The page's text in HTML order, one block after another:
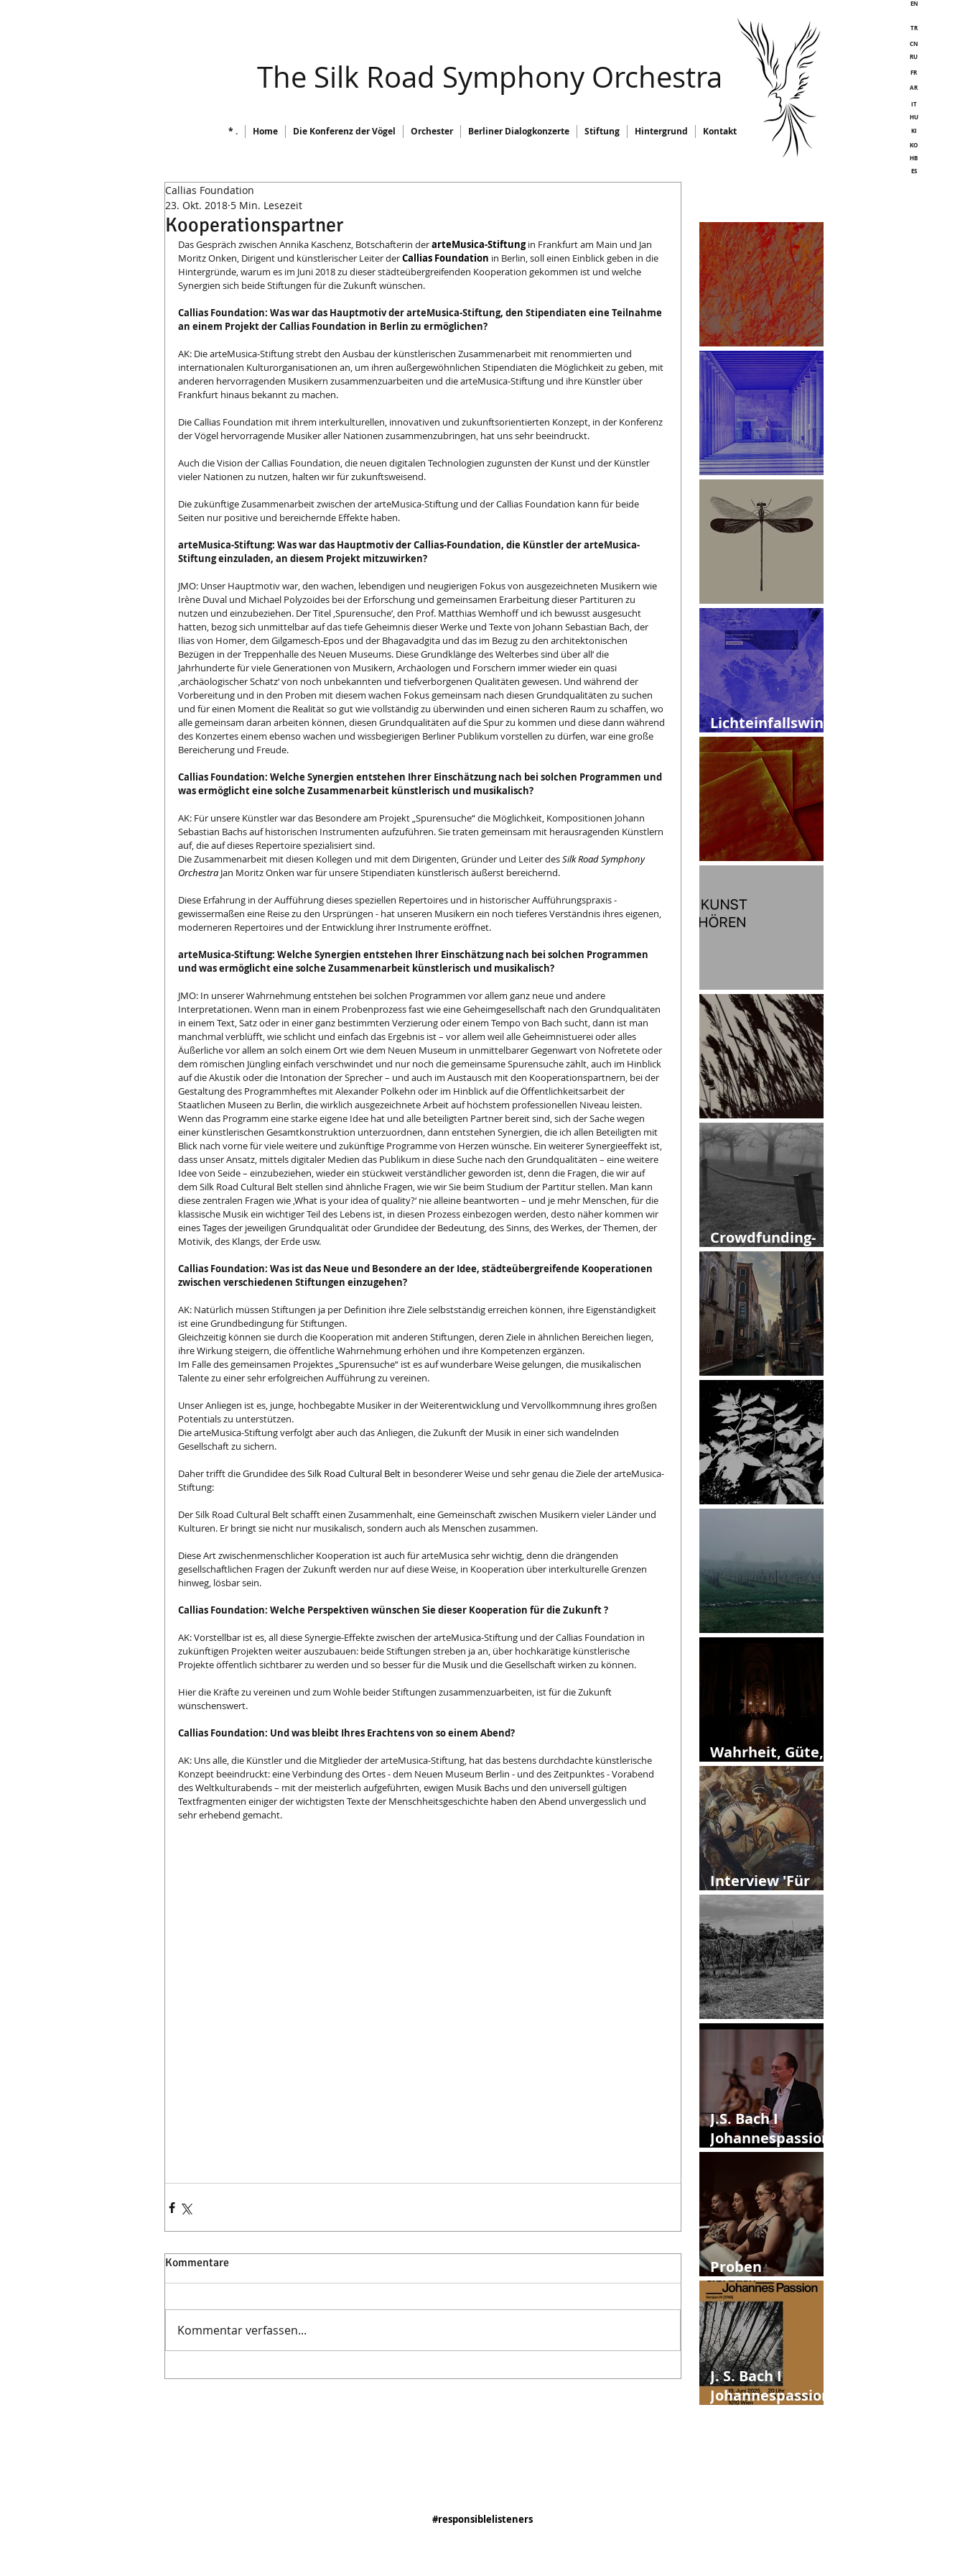
​ The Silk Road Symphony Orchestra
* . Home Die Konferenz der Vögel Orchester Berliner Dialogkonzerte Stiftung Hintergrund Kontakt
EN
TR
CN
RU
FR
AR
IT
HU
KI
KO
HB
ES
Kooperationspartner
Callias Foundation
23. Okt. 2018 5 Min. Lesezeit
Das Gespräch zwischen Annika Kaschenz, Botschafterin der arteMusica-Stiftung in Frankfurt am Main und Jan
Moritz Onken, Dirigent und künstlerischer Leiter der Callias Foundation in Berlin, soll einen Einblick geben in die
Hintergründe, warum es im Juni 2018 zu dieser städteübergreifenden Kooperation gekommen ist und welche
Synergien sich beide Stiftungen für die Zukunft wünschen.
Callias Foundation: Was war das Hauptmotiv der arteMusica-Stiftung, den Stipendiaten eine Teilnahme
an einem Projekt der Callias Foundation in Berlin zu ermöglichen?
AK: Die arteMusica-Stiftung strebt den Ausbau der künstlerischen Zusammenarbeit mit renommierten und
internationalen Kulturorganisationen an, um ihren außergewöhnlichen Stipendiaten die Möglichkeit zu geben, mit
anderen hervorragenden Musikern zusammenzuarbeiten und die arteMusica-Stiftung und ihre Künstler über
Frankfurt hinaus bekannt zu machen.
Die Callias Foundation mit ihrem interkulturellen, innovativen und zukunftsorientierten Konzept, in der Konferenz
der Vögel hervorragende Musiker aller Nationen zusammenzubringen, hat uns sehr beeindruckt.
Auch die Vision der Callias Foundation, die neuen digitalen Technologien zugunsten der Kunst und der Künstler
vieler Nationen zu nutzen, halten wir für zukunftsweisend.
Die zukünftige Zusammenarbeit zwischen der arteMusica-Stiftung und der Callias Foundation kann für beide
Seiten nur positive und bereichernde Effekte haben.
arteMusica-Stiftung: Was war das Hauptmotiv der Callias-Foundation, die Künstler der arteMusica-
Stiftung einzuladen, an diesem Projekt mitzuwirken?
JMO: Unser Hauptmotiv war, den wachen, lebendigen und neugierigen Fokus von ausgezeichneten Musikern wie
Irène Duval und Michael Polyzoides bei der Erforschung und gemeinsamen Erarbeitung dieser Partituren zu
nutzen und einzubeziehen. Der Titel ‚Spurensuche‘, den Prof. Matthias Wemhoff und ich bewusst ausgesucht
hatten, bezog sich unmittelbar auf das tiefe Geheimnis dieser Werke und Texte von Johann Sebastian Bach, der
Ilias von Homer, dem Gilgamesch-Epos und der Bhagavadgita und das im Bezug zu den architektonischen
Bezügen in der Treppenhalle des Neuen Museums. Diese Grundklänge des Welterbes sind über all‘ die
Jahrhunderte für viele Generationen von Musikern, Archäologen und Forschern immer wieder ein quasi
‚archäologischer Schatz‘ von noch unbekannten und tiefverborgenen Qualitäten gewesen. Und während der
Vorbereitung und in den Proben mit diesem wachen Fokus gemeinsam nach diesen Grundqualitäten zu suchen
und für einen Moment die Realität so gut wie vollständig zu überwinden und einen sicheren Raum zu schaffen, wo
alle gemeinsam daran arbeiten können, diesen Grundqualitäten auf die Spur zu kommen und diese dann während
des Konzertes einem ebenso wachen und wissbegierigen Berliner Publikum vorstellen zu dürfen, war eine große
Bereicherung und Freude.
Callias Foundation: Welche Synergien entstehen Ihrer Einschätzung nach bei solchen Programmen und
was ermöglicht eine solche Zusammenarbeit künstlerisch und musikalisch?
AK: Für unsere Künstler war das Besondere am Projekt „Spurensuche“ die Möglichkeit, Kompositionen Johann
Sebastian Bachs auf historischen Instrumenten aufzuführen. Sie traten gemeinsam mit herausragenden Künstlern
auf, die auf dieses Repertoire spezialisiert sind.
Die Zusammenarbeit mit diesen Kollegen und mit dem Dirigenten, Gründer und Leiter des Silk Road Symphony
Orchestra Jan Moritz Onken war für unsere Stipendiaten künstlerisch äußerst bereichernd.
Diese Erfahrung in der Aufführung dieses speziellen Repertoires und in historischer Aufführungspraxis -
gewissermaßen eine Reise zu den Ursprüngen - hat unseren Musikern ein noch tieferes Verständnis ihres eigenen,
moderneren Repertoires und der Entwicklung ihrer Instrumente eröffnet.
arteMusica-Stiftung: Welche Synergien entstehen Ihrer Einschätzung nach bei solchen Programmen
und was ermöglicht eine solche Zusammenarbeit künstlerisch und musikalisch?
JMO: In unserer Wahrnehmung entstehen bei solchen Programmen vor allem ganz neue und andere
Interpretationen. Wenn man in einem Probenprozess fast wie eine Geheimgesellschaft nach den Grundqualitäten
in einem Text, Satz oder in einer ganz bestimmten Verzierung oder einem Tempo von Bach sucht, dann ist man
manchmal verblüfft, wie schlicht und einfach das Ergebnis ist – vor allem weil alle Geheimnistuerei oder alles
Äußerliche vor allem an solch einem Ort wie dem Neuen Museum in unmittelbarer Gegenwart von Nofretete oder
dem römischen Jüngling einfach verschwindet und nur noch die gemeinsame Spurensuche zählt, auch im Hinblick
auf die Akustik oder die Intonation der Sprecher – und auch im Austausch mit den Kooperationspartnern, bei der
Gestaltung des Programmheftes mit Alexander Polkehn oder im Hinblick auf die Öffentlichkeitsarbeit der
Staatlichen Museen zu Berlin, die wirklich ausgezeichnete Arbeit auf höchstem professionellen Niveau leisten.
Wenn das Programm eine starke eigene Idee hat und alle beteiligten Partner bereit sind, sich der Sache wegen
einer künstlerischen Gesamtkonstruktion unterzuordnen, dann entstehen Synergien, die ich allen Beteiligten mit
Blick nach vorne für viele weitere und zukünftige Programme von Herzen wünsche. Ein weiterer Synergieeffekt ist,
dass unser Ansatz, mittels digitaler Medien das Publikum in diese Suche nach den Grundqualitäten – eine weitere
Idee von Seide – einzubeziehen, wieder ein stückweit verständlicher geworden ist, denn die Fragen, die wir auf
dem Silk Road Cultural Belt stellen sind ähnliche Fragen, wie wir Sie beim Studium der Partitur stellen. Man kann
diese zentralen Fragen wie ‚What is your idea of quality?‘ nie alleine beantworten – und je mehr Menschen, für die
klassische Musik ein wichtiger Teil des Lebens ist, in diesen Prozess einbezogen werden, desto näher kommen wir
eines Tages der jeweiligen Grundqualität oder Grundidee der Bedeutung, des Sinns, des Werkes, der Themen, der
Motivik, des Klangs, der Erde usw.
Callias Foundation: Was ist das Neue und Besondere an der Idee, städteübergreifende Kooperationen
zwischen verschiedenen Stiftungen einzugehen?
AK: Natürlich müssen Stiftungen ja per Definition ihre Ziele selbstständig erreichen können, ihre Eigenständigkeit
ist eine Grundbedingung für Stiftungen.
Gleichzeitig können sie durch die Kooperation mit anderen Stiftungen, deren Ziele in ähnlichen Bereichen liegen,
ihre Wirkung steigern, die öffentliche Wahrnehmung erhöhen und ihre Kompetenzen ergänzen.
Im Falle des gemeinsamen Projektes „Spurensuche“ ist es auf wunderbare Weise gelungen, die musikalischen
Talente zu einer sehr erfolgreichen Aufführung zu vereinen.
Unser Anliegen ist es, junge, hochbegabte Musiker in der Weiterentwicklung und Vervollkommnung ihres großen
Potentials zu unterstützen.
Die arteMusica-Stiftung verfolgt aber auch das Anliegen, die Zukunft der Musik in einer sich wandelnden
Gesellschaft zu sichern.
Daher trifft die Grundidee des Silk Road Cultural Belt in besonderer Weise und sehr genau die Ziele der arteMusica-
Stiftung:
Der Silk Road Cultural Belt schafft einen Zusammenhalt, eine Gemeinschaft zwischen Musikern vieler Länder und
Kulturen. Er bringt sie nicht nur musikalisch, sondern auch als Menschen zusammen.
Diese Art zwischenmenschlicher Kooperation ist auch für arteMusica sehr wichtig, denn die drängenden
gesellschaftlichen Fragen der Zukunft werden nur auf diese Weise, in Kooperation über interkulturelle Grenzen
hinweg, lösbar sein.
Callias Foundation: Welche Perspektiven wünschen Sie dieser Kooperation für die Zukunft ?
AK: Vorstellbar ist es, all diese Synergie-Effekte zwischen der arteMusica-Stiftung und der Callias Foundation in
zukünftigen Projekten weiter auszubauen: beide Stiftungen streben ja an, über hochkarätige künstlerische
Projekte öffentlich sichtbarer zu werden und so besser für die Musik und die Gesellschaft wirken zu können.
Hier die Kräfte zu vereinen und zum Wohle beider Stiftungen zusammenzuarbeiten, ist für die Zukunft
wünschenswert.
Callias Foundation: Und was bleibt Ihres Erachtens von so einem Abend?
AK: Uns alle, die Künstler und die Mitglieder der arteMusica-Stiftung, hat das bestens durchdachte künstlerische
Konzept beeindruckt: eine Verbindung des Ortes - dem Neuen Museum Berlin - und des Zeitpunktes - Vorabend
des Weltkulturabends – mit der meisterlich aufgeführten, ewigen Musik Bachs und den universell gültigen
Textfragmenten einiger der wichtigsten Texte der Menschheitsgeschichte haben den Abend unvergesslich und
sehr erhebend gemacht.
Kommentare
Kommentar verfassen...
White Paper
Stoa des Attalos
Libelle
Lichteinfallswink
el
Skizzen
Leitmotiv
März
Crowdfunding-
Kampagne
Venedig
ESRCF
13. Callias Abend
Wahrheit, Güte,
Schönheit?
Interview 'Für
Vielfalt'
12. Callias Abend
J.S. Bach I
Johannespassion
I Version IV
Proben
Johannespassion
J. S. Bach I
Johannespassion
#responsiblelisteners